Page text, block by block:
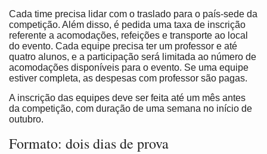
Cada time precisa lidar com o traslado para o país-sede da
competição. Além disso, é pedida uma taxa de inscrição
referente a acomodações, refeições e transporte ao local
do evento. Cada equipe precisa ter um professor e até
quatro alunos, e a participação será limitada ao número de
acomodações disponíveis para o evento. Se uma equipe
estiver completa, as despesas com professor são pagas.
A inscrição das equipes deve ser feita até um mês antes
da competição, com duração de uma semana no início de
outubro.
Formato: dois dias de prova